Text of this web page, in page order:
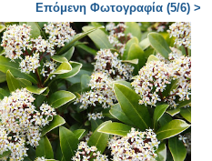
Επόμενη Φωτογραφία (5/6) >